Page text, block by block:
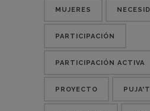
MUJERES
PARTICIPACIÓN
PARTICIPACIÓN ACTIVA
PROYECTO PUJA'T